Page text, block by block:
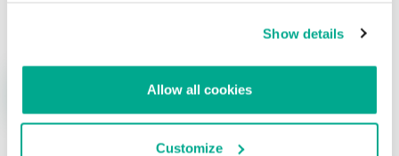
Show details
Allow all cookies
Customize